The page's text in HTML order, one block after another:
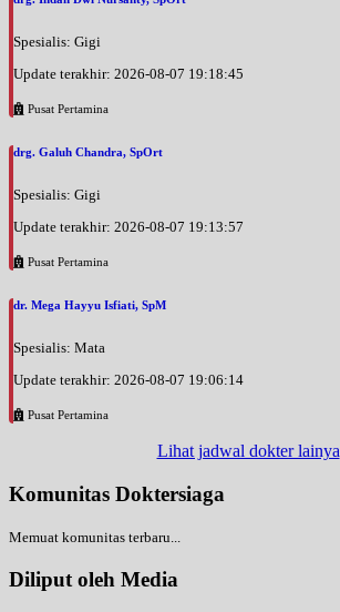
Spesialis: Gigi
Update terakhir: 2026-08-07 19:18:45
Pusat Pertamina
drg. Galuh Chandra, SpOrt
Spesialis: Gigi
Update terakhir: 2026-08-07 19:13:57
Pusat Pertamina
dr. Mega Hayyu Isfiati, SpM
Spesialis: Mata
Update terakhir: 2026-08-07 19:06:14
Pusat Pertamina
Lihat jadwal dokter lainya
Komunitas Doktersiaga
Memuat komunitas terbaru...
Diliput oleh Media